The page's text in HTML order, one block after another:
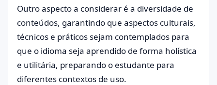
Outro aspecto a considerar é a diversidade de
conteúdos, garantindo que aspectos culturais,
técnicos e práticos sejam contemplados para
que o idioma seja aprendido de forma holística
e utilitária, preparando o estudante para
diferentes contextos de uso.